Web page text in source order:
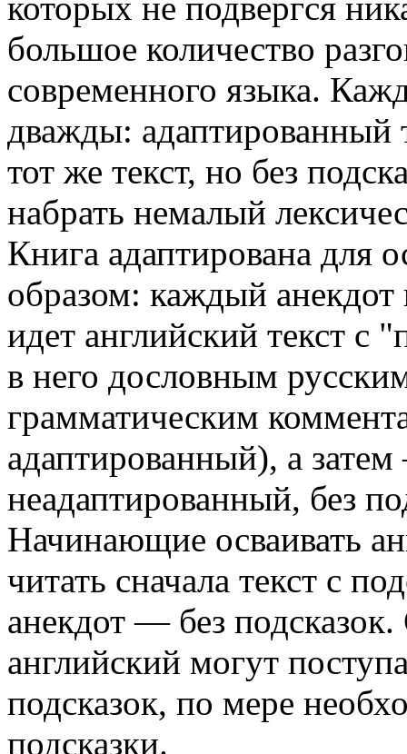
большое количество
современного языка.
дважды: адаптированный
тот же текст, но без
набрать немалый
Книга адаптирована
образом: каждый анекдот
идет английский текст
в него дословным
грамматическим
адаптированный), а
неадаптированный, без
Начинающие осваивать
читать сначала текст с
анекдот — без
английский могут
подсказок, по мере
подсказки.